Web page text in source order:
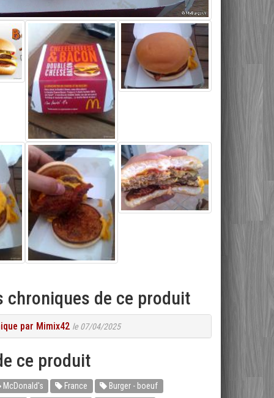
de ce produit
par Mimix42 le 07/04/2025
ce produit
McDonald's France
Burger - boeuf